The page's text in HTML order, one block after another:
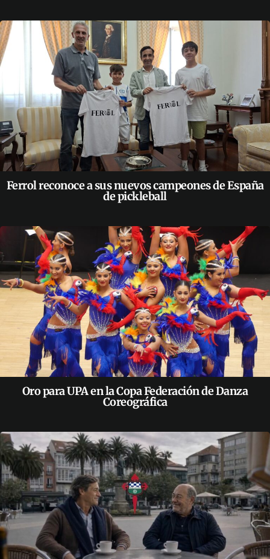
Ferrol reconoce a sus nuevos campeones de España
de pickleball
Oro para UPA en la Copa Federación de Danza
Coreográfica